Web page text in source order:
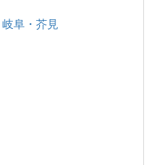
阜・芥見